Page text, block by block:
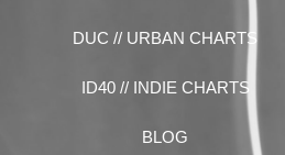
DUC // URBAN CHARTS
ID40 // INDIE CHARTS
BLOG